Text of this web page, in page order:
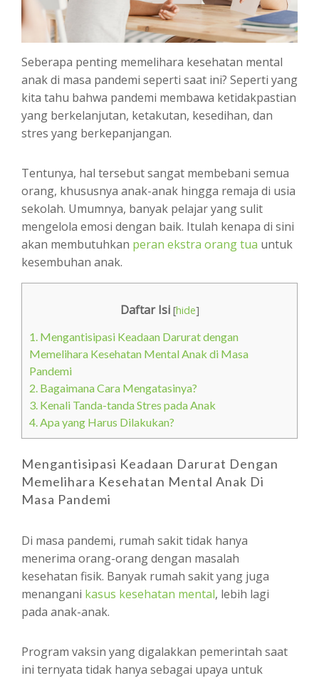
Seberapa penting memelihara kesehatan mental
anak di masa pandemi seperti saat ini? Seperti yang
kita tahu bahwa pandemi membawa ketidakpastian
yang berkelanjutan, ketakutan, kesedihan, dan
stres yang berkepanjangan.
Tentunya, hal tersebut sangat membebani semua
orang, khususnya anak-anak hingga remaja di usia
sekolah. Umumnya, banyak pelajar yang sulit
mengelola emosi dengan baik. Itulah kenapa di sini
akan membutuhkan peran ekstra orang tua untuk
kesembuhan anak.
Daftar Isi [hide]
1. Mengantisipasi Keadaan Darurat dengan
Memelihara Kesehatan Mental Anak di Masa
Pandemi
2. Bagaimana Cara Mengatasinya?
3. Kenali Tanda-tanda Stres pada Anak
4.Apa yang Harus Dilakukan?
Mengantisipasi Keadaan Darurat Dengan
Memelihara Kesehatan Mental Anak Di
Masa Pandemi
Di masa pandemi, rumah sakit tidak hanya
menerima orang-orang dengan masalah
kesehatan fisik. Banyak rumah sakit yang juga
menangani kasus kesehatan mental, lebih lagi
pada anak-anak.
Program vaksin yang digalakkan pemerintah saat
ini ternyata tidak hanya sebagai upaya untuk